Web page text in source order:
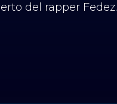
del rapper Fedez.